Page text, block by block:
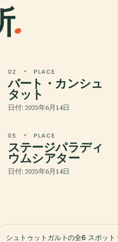
.
02 PLACE
バート・カンシュ
タット
日付: 2025年6月14日
05 PLACE
ステージパラディ
ウムシアター
日付: 2025年6月14日
シュトゥットガルトの全6 スポット